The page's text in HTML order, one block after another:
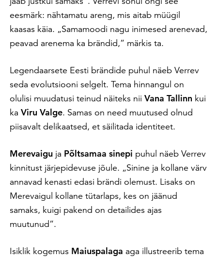
eesmärk: nähtamatu areng, mis aitab müügil
kaasas käia. „Samamoodi nagu inimesed arenevad,
peavad arenema ka brändid,” märkis ta.
Legendaarsete Eesti brändide puhul näeb Verrev
seda evolutsiooni selgelt. Tema hinnangul on
olulisi muudatusi teinud näiteks nii Vana Tallinn kui
ka Viru Valge. Samas on need muutused olnud
piisavalt delikaatsed, et säilitada identiteet.
Merevaigu ja Põltsamaa sinepi puhul näeb Verrev
kinnitust järjepidevuse jõule. „Sinine ja kollane värv
annavad kenasti edasi brändi olemust. Lisaks on
Merevaigul kollane tütarlaps, kes on jäänud
samaks, kuigi pakend on detailides ajas
muutunud”.
Isiklik kogemus Maiuspalaga aga illustreerib tema